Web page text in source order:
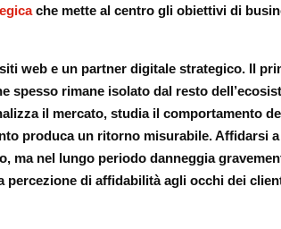
che mette al centro gli obiettivi di
web e un partner digitale strategico. Il
spesso rimane isolato dal resto
il mercato, studia il comportamento
produca un ritorno misurabile. Affidarsi
ma nel lungo periodo danneggia
di affidabilità agli occhi dei